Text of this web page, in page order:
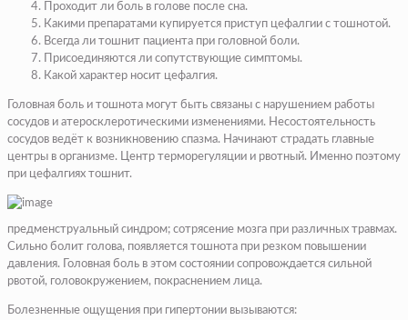
Проходит ли боль в голове после сна.
Какими препаратами купируется приступ цефалгии с тошнотой.
Всегда ли тошнит пациента при головной боли.
Присоединяются ли сопутствующие симптомы.
Какой характер носит цефалгия.
Головная боль и тошнота могут быть связаны с нарушением работы
сосудов и атеросклеротическими изменениями. Несостоятельность
сосудов ведёт к возникновению спазма. Начинают страдать главные
центры в организме. Центр терморегуляции и рвотный. Именно поэтому
при цефалгиях тошнит.
предменструальный синдром; сотрясение мозга при различных травмах.
Сильно болит голова, появляется тошнота при резком повышении
давления. Головная боль в этом состоянии сопровождается сильной
рвотой, головокружением, покраснением лица.
Болезненные ощущения при гипертонии вызываются: